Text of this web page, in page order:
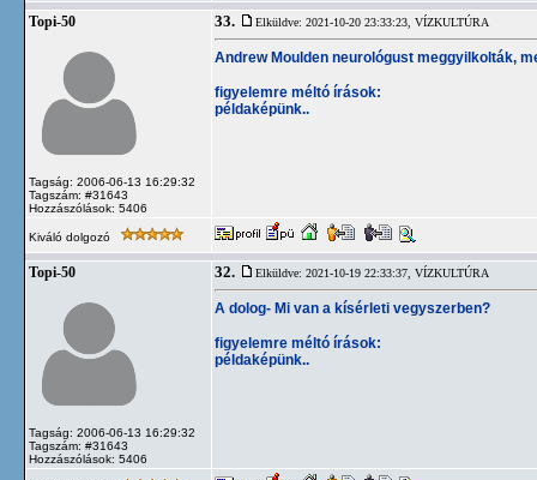
Topi-50
Tagság: 2006-06-13 16:29:32
Tagszám: #31643
Hozzászólások: 5406
33. Elküldve: 2021-10-20 23:33:23, VÍZKULTÚRA
Andrew Moulden neurológust meggyilkolták,
figyelemre méltó írások:
példaképünk..
Kiváló dolgozó
Topi-50
Tagság: 2006-06-13 16:29:32
Tagszám: #31643
Hozzászólások: 5406
32. Elküldve: 2021-10-19 22:33:37, VÍZKULTÚRA
A dolog- Mi van a kísérleti vegyszerben?
figyelemre méltó írások:
példaképünk..